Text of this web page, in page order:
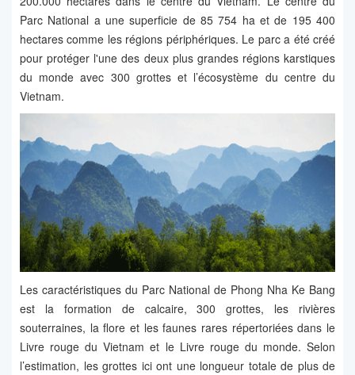
Parc National a une superficie de 85 754 ha et de 195 400
hectares comme les régions périphériques. Le parc a été créé
pour protéger l'une des deux plus grandes régions karstiques
du monde avec 300 grottes et l’écosystème du centre du
Vietnam.
Les caractéristiques du Parc National de Phong Nha Ke Bang
est la formation de calcaire, 300 grottes, les rivières
souterraines, la flore et les faunes rares répertoriées dans le
Livre rouge du Vietnam et le Livre rouge du monde. Selon
l’estimation, les grottes ici ont une longueur totale de plus de